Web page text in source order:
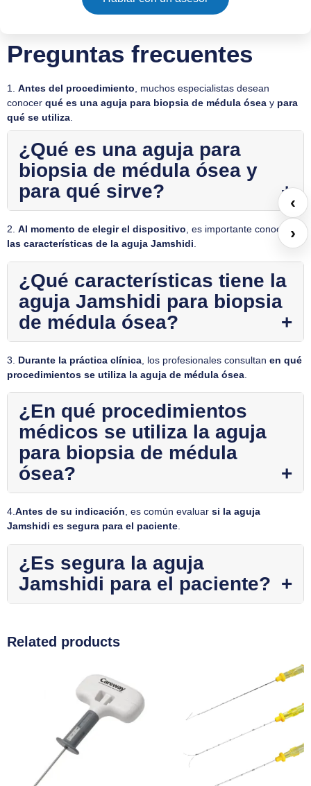
Preguntas frecuentes
1. Antes del procedimiento, muchos especialistas desean
conocer qué es una aguja para biopsia de médula ósea y para
qué se utiliza.
¿Qué es una aguja para
biopsia de médula ósea y
para qué sirve?
2. Al momento de elegir el dispositivo, es importante conocer
las características de la aguja Jamshidi.
¿Qué características tiene la
aguja Jamshidi para biopsia
de médula ósea?
3. Durante la práctica clínica , los profesionales consultan en qué
procedimientos se utiliza la aguja de médula ósea
¿En qué procedimientos
médicos se utiliza la aguja
para biopsia de médula
ósea?
4. Antes de su indicación , es común evaluar si la aguja
Jamshidi es segura para el paciente
¿Es segura la aguja
Jamshidi para el paciente?
Related products
‹
›